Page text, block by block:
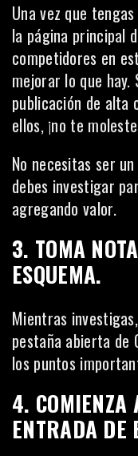
Una vez que
la página principal
competidores en
mejorar lo que
publicación de alta
ellos, ¡no te
No necesitas ser
debes investigar
agregando valor.
3. TOMA
ESQUEMA.
Mientras
pestaña abierta de
los puntos
4. COMIENZA
ENTRADA DE